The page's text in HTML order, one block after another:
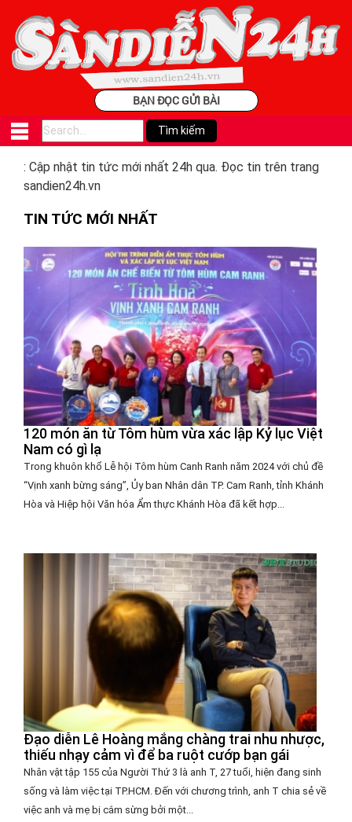
BẠN ĐỌC GỬI BÀI
: Cập nhật tin tức mới nhất 24h qua. Đọc tin trên trang
sandien24h.vn
TIN TỨC MỚI NHẤT
120 món ăn từ Tôm hùm vừa xác lập Kỷ lục Việt
Nam có gì lạ
Trong khuôn khổ Lễ hội Tôm hùm Canh Ranh năm 2024 với chủ đề
“Vịnh xanh bừng sáng”, Ủy ban Nhân dân TP. Cam Ranh, tỉnh Khánh
Hòa và Hiệp hội Văn hóa Ẩm thực Khánh Hòa đã kết hợp...
Đạo diễn Lê Hoàng mắng chàng trai nhu nhược,
thiếu nhạy cảm vì để ba ruột cướp bạn gái
Nhân vật tập 155 của Người Thứ 3 là anh T, 27 tuổi, hiện đang sinh
sống và làm việc tại TP.HCM. Đến với chương trình, anh T chia sẻ về
việc anh và mẹ bị cắm sừng bởi một...